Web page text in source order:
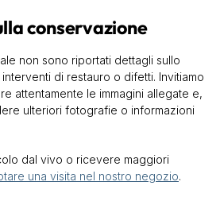
conservazione
non sono riportati dettagli sullo
di restauro o difetti. Invitiamo
attentamente le immagini allegate e,
ulteriori fotografie o informazioni
dal vivo o ricevere maggiori
una visita nel nostro negozio.